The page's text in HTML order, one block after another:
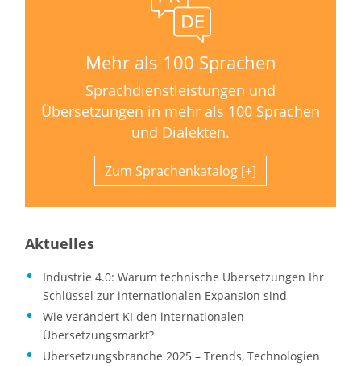
Mehr als 100 Sprachen
Sprachdienstleistungen und
Übersetzungen in mehr als 100 Sprachen
und Dialekten.
Zum Sprachenkatalog
Aktuelles
Industrie 4.0: Warum technische Übersetzungen Ihr
Schlüssel zur internationalen Expansion sind
Wie verändert KI den internationalen
Übersetzungsmarkt?
Übersetzungsbranche 2025 – Trends, Technologien